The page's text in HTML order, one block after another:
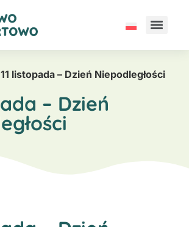
11 listopada – Dzień Niepodległości
– Dzień